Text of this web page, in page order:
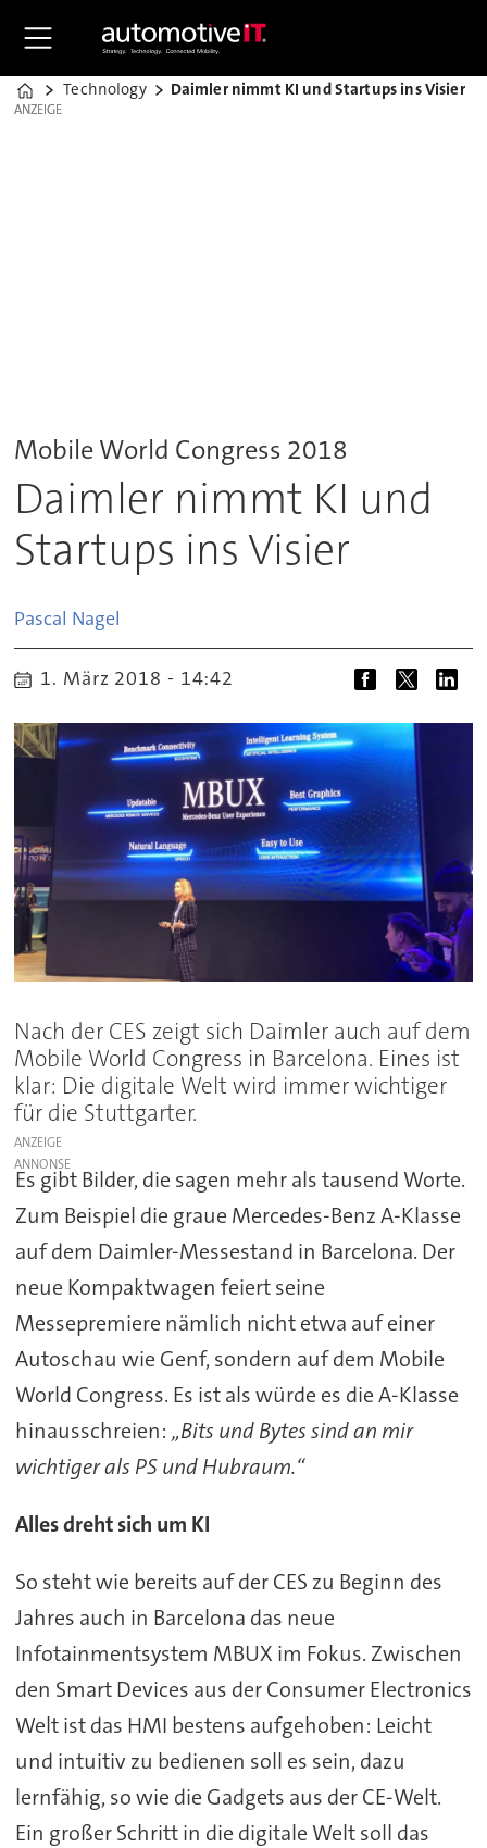
Home
Technology Daimler nimmt KI und Startups ins Visier
ANZEIGE
ANZEIGE
Mobile World Congress 2018
Daimler nimmt KI und
Startups ins Visier
Pascal Nagel
1. März 2018 - 14:42
Nach der CES zeigt sich Daimler auch auf dem
Mobile World Congress in Barcelona. Eines ist
klar: Die digitale Welt wird immer wichtiger
für die Stuttgarter.
ANZEIGE
Es gibt Bilder, die sagen mehr als tausend Worte.
Zum Beispiel die graue Mercedes-Benz A-Klasse
auf dem Daimler-Messestand in Barcelona. Der
neue Kompaktwagen feiert seine
Messepremiere nämlich nicht etwa auf einer
Autoschau wie Genf, sondern auf dem Mobile
World Congress. Es ist als würde es die A-Klasse
hinausschreien: „Bits und Bytes sind an mir
wichtiger als PS und Hubraum.“
Alles dreht sich um KI
So steht wie bereits auf der CES zu Beginn des
Jahres auch in Barcelona das neue
Infotainmentsystem MBUX im Fokus. Zwischen
den Smart Devices aus der Consumer Electronics
Welt ist das HMI bestens aufgehoben: Leicht
und intuitiv zu bedienen soll es sein, dazu
lernfähig, so wie die Gadgets aus der CE-Welt.
Ein großer Schritt in die digitale Welt soll das